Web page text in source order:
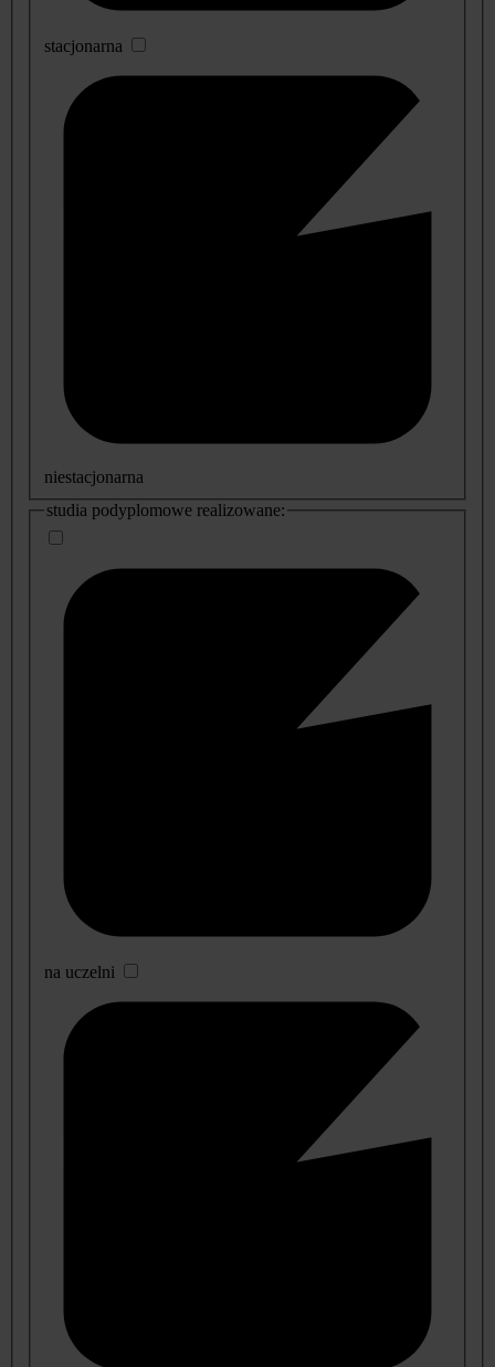
stacjonarna
niestacjonarna
studia podyplomowe realizowane:
na uczelni